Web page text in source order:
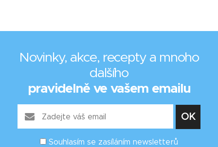
Novinky, akce, recepty a mnoho
dalšího
pravidelně ve vašem emailu
Souhlasím se zasíláním newsletterů